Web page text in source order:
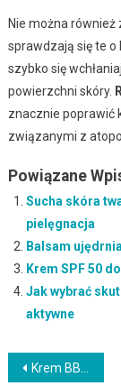
Nie można również
sprawdzają się te o
szybko się
powierzchni skóry.
znacznie poprawić
związanymi z
Powiązane
Sucha skóra
pielęgnacja
Balsam
Krem SPF 50
Jak wybrać
aktywne
Nawigacja
Krem BB: co to jest i jak go stosować dla pięknej cery?